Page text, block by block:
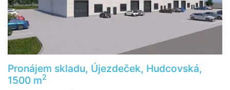
Pronájem skladu, Újezdeček, Hudcovská,
1500 m2